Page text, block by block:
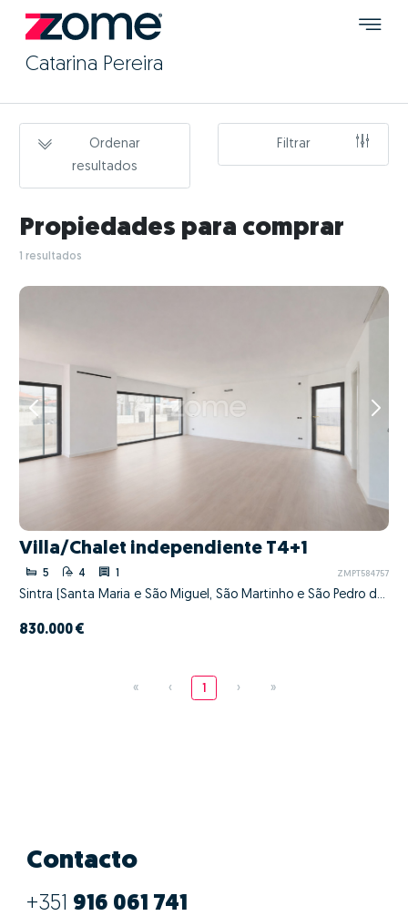
Catarina Pereira
Ordenar
resultados
Filtrar
Propiedades para comprar
1 resultados
Villa/Chalet independiente T4+1
5 4 1 ZMPT584757
Sintra (Santa Maria e São Miguel, São Martinho e São Pedro de Penaferrim), Sintra, Lisboa
830.000 €
« ‹ 1 › »
Contacto
+351 916 061 741